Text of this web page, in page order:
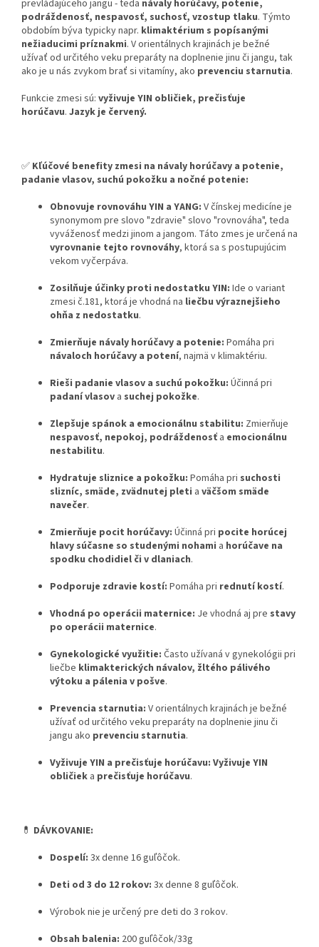
prevládajúceho jangu - teda návaly horúčavy, potenie,
podráždenosť, nespavosť, suchosť, vzostup tlaku. Týmto
obdobím býva typicky napr. klimaktérium s popísanými
nežiaducimi príznakmi. V orientálnych krajinách je bežné
užívať od určitého veku preparáty na doplnenie jinu či jangu, tak
ako je u nás zvykom brať si vitamíny, ako prevenciu starnutia.
Funkcie zmesi sú: vyživuje YIN obličiek, prečisťuje
horúčavu. Jazyk je červený.
✅ Kľúčové benefity zmesi na návaly horúčavy a potenie,
padanie vlasov, suchú pokožku a nočné potenie:
Obnovuje rovnováhu YIN a YANG: V čínskej medicíne je
synonymom pre slovo "zdravie" slovo "rovnováha", teda
vyváženosť medzi jinom a jangom. Táto zmes je určená na
vyrovnanie tejto rovnováhy, ktorá sa s postupujúcim
vekom vyčerpáva.
Zosilňuje účinky proti nedostatku YIN: Ide o variant
zmesi č.181, ktorá je vhodná na liečbu výraznejšieho
ohňa z nedostatku.
Zmierňuje návaly horúčavy a potenie: Pomáha pri
návaloch horúčavy a potení, najmä v klimaktériu.
Rieši padanie vlasov a suchú pokožku: Účinná pri
padaní vlasov a suchej pokožke.
Zlepšuje spánok a emocionálnu stabilitu: Zmierňuje
nespavosť, nepokoj, podráždenosť a emocionálnu
nestabilitu.
Hydratuje sliznice a pokožku: Pomáha pri suchosti
slizníc, smäde, zvädnutej pleti a väčšom smäde
navečer.
Zmierňuje pocit horúčavy: Účinná pri pocite horúcej
hlavy súčasne so studenými nohami a horúčave na
spodku chodidiel či v dlaniach.
Podporuje zdravie kostí: Pomáha pri rednutí kostí.
Vhodná po operácii maternice: Je vhodná aj pre stavy
po operácii maternice.
Gynekologické využitie: Často užívaná v gynekológii pri
liečbe klimakterických návalov, žltého pálivého
výtoku a pálenia v pošve.
Prevencia starnutia: V orientálnych krajinách je bežné
užívať od určitého veku preparáty na doplnenie jinu či
jangu ako prevenciu starnutia.
Vyživuje YIN a prečisťuje horúčavu: Vyživuje YIN
obličiek a prečisťuje horúčavu.
💊 DÁVKOVANIE:
Dospelí: 3x denne 16 guľôčok.
Deti od 3 do 12 rokov: 3x denne 8 guľôčok.
Výrobok nie je určený pre deti do 3 rokov.
Obsah balenia: 200 guľôčok/33g